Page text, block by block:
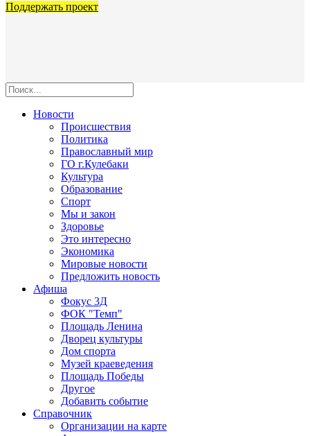
Поддержать проект
Новости
Происшествия
Политика
Православный мир
ГО г.Кулебаки
Культура
Образование
Спорт
Мы и закон
Здоровье
Это интересно
Экономика
Мировые новости
Предложить новость
Афиша
Фокус 3Д
ФОК "Темп"
Площадь Ленина
Дворец культуры
Дом спорта
Музей краеведения
Площадь Победы
Другое
Добавить событие
Справочник
Организации на карте